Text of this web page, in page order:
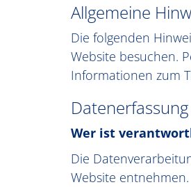
Allgemeine
Die folgenden
Website besuchen.
Informationen zum
Wer ist
Die
Website entnehmen.